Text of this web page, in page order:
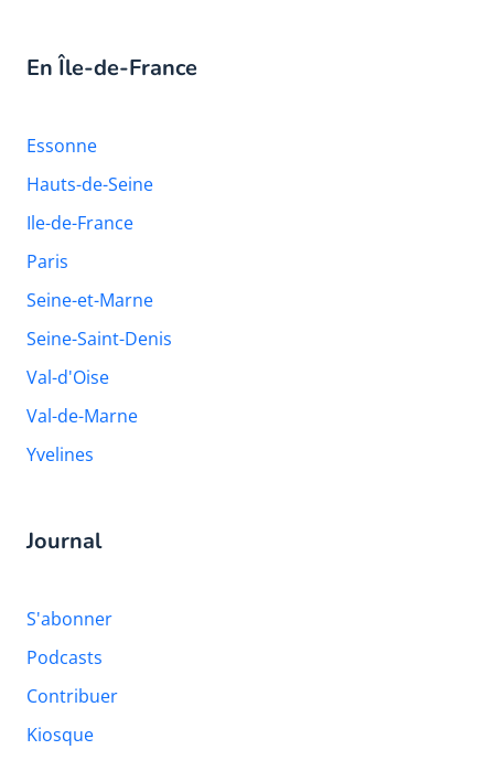
En Île-de-France
Essonne
Hauts-de-Seine
Ile-de-France
Paris
Seine-et-Marne
Seine-Saint-Denis
Val-d'Oise
Val-de-Marne
Yvelines
Journal
S'abonner
Podcasts
Contribuer
Kiosque